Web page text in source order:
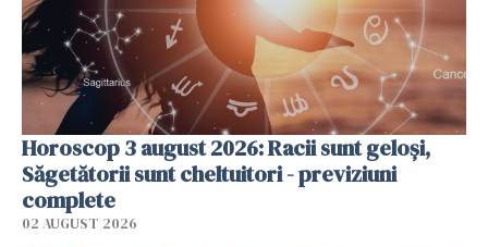
Horoscop 3 august 2026: Racii sunt geloși,
Săgetătorii sunt cheltuitori - previziuni
complete
02 AUGUST 2026